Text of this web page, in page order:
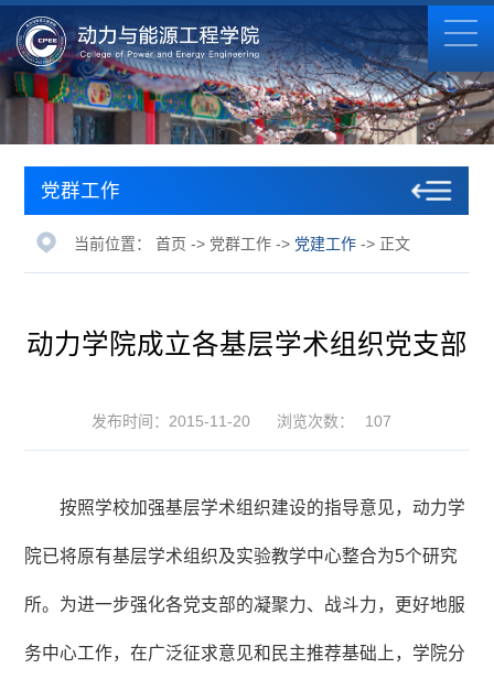
党群工作
当前位置：首页 -> 党群工作 -> 党建工作 -> 正文
动力学院成立各基层学术组织党支部
发布时间：2015-11-20 浏览次数： 107
按照学校加强基层学术组织建设的指导意见，动力学
院已将原有基层学术组织及实验教学中心整合为5个研究
所。为进一步强化各党支部的凝聚力、战斗力，更好地服
务中心工作，在广泛征求意见和民主推荐基础上，学院分